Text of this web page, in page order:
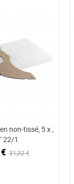
au panier
non-tissé, 5 x ,
22/1
31,32 €